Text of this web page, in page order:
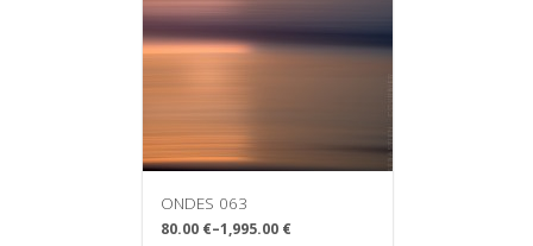
ONDES 063
80.00 €–1,995.00 €